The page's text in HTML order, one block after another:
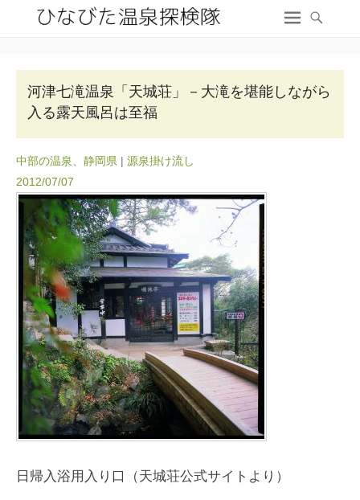
河津七滝温泉「天城荘」－大滝を堪能しながら
入る露天風呂は至福
中部の温泉 静岡県 | 源泉掛け流し
2012/07/07
日帰入浴用入り口（天城荘公式サイトより）